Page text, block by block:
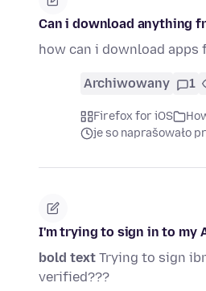
Can i download anything
how can i download apps
Archiwowany 1
Firefox for iOS
je so naprašowało
I'm trying to sign in to my
bold text Trying to sign
verified???